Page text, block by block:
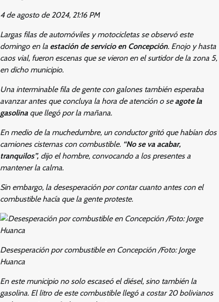
4 de agosto de 2024, 21:16 PM
Largas filas de automóviles y motocicletas se observó este
domingo en la estación de servicio en Concepción. Enojo y hasta
caos vial, fueron escenas que se vieron en el surtidor de la zona 5,
en dicho municipio.
Una interminable fila de gente con galones también esperaba
avanzar antes que concluya la hora de atención o seagote la
gasolinaque llegó por la mañana.
En medio de la muchedumbre, un conductor gritó que habían dos
camiones cisternas con combustible. “No se va acabar,
tranquilos”, dijo el hombre, convocando a los presentes a
mantener la calma.
Sin embargo, la desesperación por contar cuanto antes con el
combustible hacía que la gente proteste.
Desesperación por combustible en Concepción /Foto: Jorge
Huanca
En este municipio no solo escaseó el diésel, sino también la
gasolina. El litro de este combustible llegó a costar 20 bolivianos